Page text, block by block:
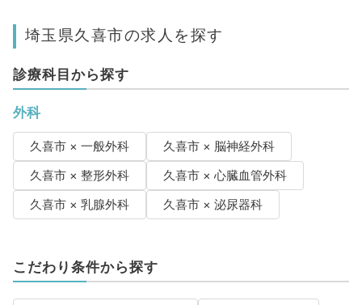
埼玉県久喜市の求人を探す
診療科目から探す
外科
久喜市 × 一般外科
久喜市 × 脳神経外科
久喜市 × 整形外科
久喜市 × 心臓血管外科
久喜市 × 乳腺外科
久喜市 × 泌尿器科
こだわり条件から探す